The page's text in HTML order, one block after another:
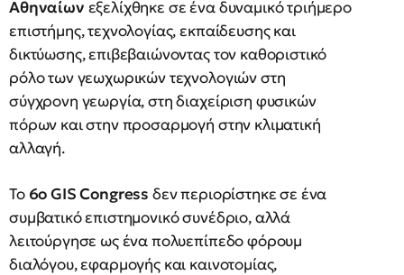
Αθηναίων εξελίχθηκε σε ένα δυναμικό τριήμερο
επιστήμης, τεχνολογίας, εκπαίδευσης και
δικτύωσης, επιβεβαιώνοντας τον καθοριστικό
ρόλο των γεωχωρικών τεχνολογιών στη
σύγχρονη γεωργία, στη διαχείριση φυσικών
πόρων και στην προσαρμογή στην κλιματική
αλλαγή.
Το 6ο GIS Congress δεν περιορίστηκε σε ένα
συμβατικό επιστημονικό συνέδριο, αλλά
λειτούργησε ως ένα πολυεπίπεδο φόρουμ
διαλόγου, εφαρμογής και καινοτομίας,